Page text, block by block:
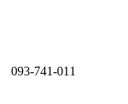
093-741-011